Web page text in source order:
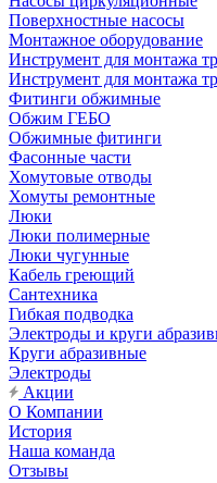
Поверхностные насосы
Монтажное оборудование
Инструмент для монтажа
Инструмент для монтажа
Фитинги обжимные
Обжим ГЕБО
Обжимные фитинги
Фасонные части
Хомутовые отводы
Хомуты ремонтные
Люки
Люки полимерные
Люки чугунные
Кабель греющий
Сантехника
Гибкая подводка
Электроды и круги
Круги абразивные
Электроды
Акции
О Компании
История
Наша команда
Отзывы